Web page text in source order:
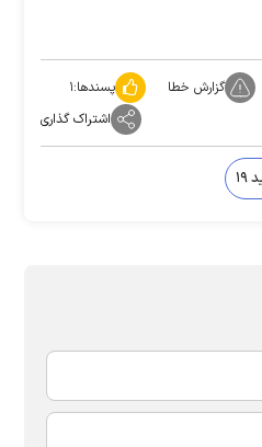
گزارش خطا پسندها:۱
اشتراک گذاری